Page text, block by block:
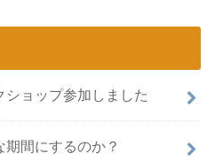
ョップ参加しました
間にするのか？